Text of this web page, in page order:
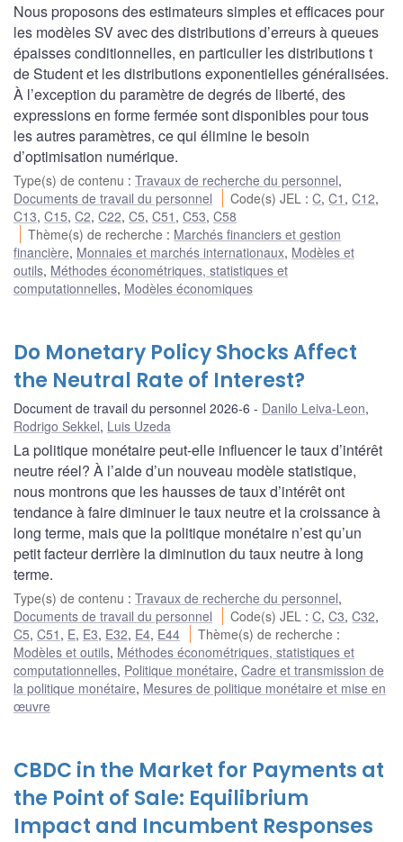
Nous proposons des estimateurs simples et efficaces pour
les modèles SV avec des distributions d’erreurs à queues
épaisses conditionnelles, en particulier les distributions t
de Student et les distributions exponentielles généralisées.
À l’exception du paramètre de degrés de liberté, des
expressions en forme fermée sont disponibles pour tous
les autres paramètres, ce qui élimine le besoin
d’optimisation numérique.
Type(s) de contenu : Travaux de recherche du personnel,
Documents de travail du personnel
Code(s) JEL :C,C1 ,C12,
C13, C15, C2, C22, C5, C51 , C53, C58
Thème(s) de recherche : Marchés financiers et gestion
financière, Monnaies et marchés internationaux, Modèles et
outils, Méthodes économétriques, statistiques et
computationnelles, Modèles économiques
Do Monetary Policy Shocks Affect
the Neutral Rate of Interest?
Document de travail du personnel 2026-6 Danilo Leiva-Leon,
Rodrigo Sekkel, Luis Uzeda
La politique monétaire peut-elle influencer le taux d’intérêt
neutre réel? À l’aide d’un nouveau modèle statistique,
nous montrons que les hausses de taux d’intérêt ont
tendance à faire diminuer le taux neutre et la croissance à
long terme, mais que la politique monétaire n’est qu’un
petit facteur derrière la diminution du taux neutre à long
terme.
Type(s) de contenu : Travaux de recherche du personnel,
Documents de travail du personnel
Code(s) JEL :C,C3,C32,
C5, C51 , E, E3, E32, E4, E44 Thème(s) de recherche :
Modèles et outils, Méthodes économétriques, statistiques et
computationnelles, Politique monétaire, Cadre et transmission de
la politique monétaire, Mesures de politique monétaire et mise en
œuvre
CBDC in the Market for Payments at
the Point of Sale: Equilibrium
Impact and Incumbent Responses